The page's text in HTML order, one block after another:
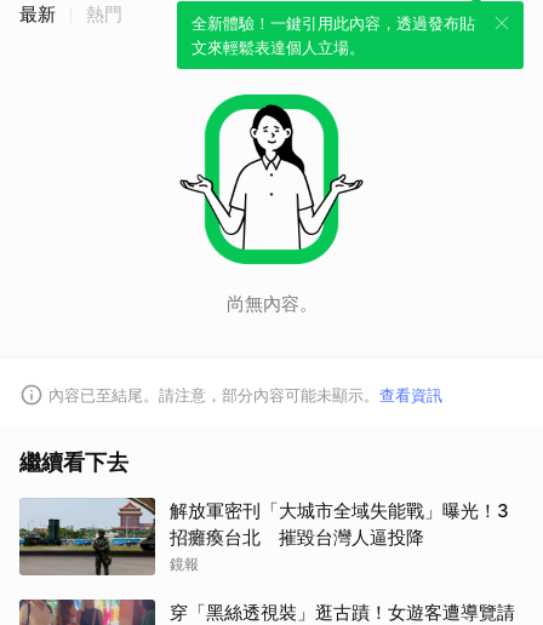
全新體驗！一鍵引用此內容，透過發布貼
文來輕鬆表達個人立場。
最新 熱門
尚無內容。
內容已至結尾。請注意，部分內容可能未顯示。 查看資訊
繼續看下去
解放軍密刊「大城市全域失能戰」曝光！3
招癱瘓台北 摧毀台灣人逼投降
鏡報
穿「黑絲透視裝」逛古蹟！女遊客遭導覽請